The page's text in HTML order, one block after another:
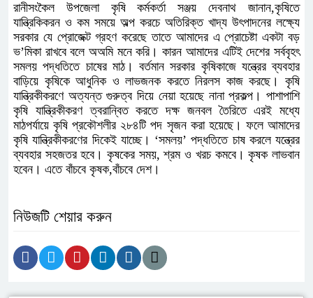
রানীসংকৈল উপজেলা কৃষি কর্মকর্তা সঞ্জয় দেবনাথ জানান,কৃষিতে
যান্ত্রিকিকরন ও কম সময়ে অল্প করচে অতিরিক্ত খাদ্য উৎপাদনের লক্ষ্যে
সরকার যে প্রোজেক্ট গ্রহণ করেছে তাতে আমাদের এ প্রোচেষ্টা একটা বড়
ভ’মিকা রাখবে বলে অঅমি মনে করি। কারন আমাদের এটিই দেশের সর্ববৃহৎ
সমলয় পদ্ধতিতে চাষের মাঠ। বর্তমান সরকার কৃষিকাজে যন্ত্রের ব্যবহার
বাড়িয়ে কৃষিকে আধুনিক ও লাভজনক করতে নিরলস কাজ করছে। কৃষি
যান্ত্রিকীকরণে অত্যন্ত গুরুত্ব দিয়ে নেয়া হয়েছে নানা প্রকল্প। পাশাপাশি
কৃষি যান্ত্রিকীকরণ ত্বরান্বিত করতে দক্ষ জনবল তৈরিতে এরই মধ্যে
মাঠপর্যায়ে কৃষি প্রকৌশলীর ২৮৪টি পদ সৃজন করা হয়েছে। ফলে আমাদের
কৃষি যান্ত্রিকীকরণের দিকেই যাচ্ছে। ‘সমলয়’ পদ্ধতিতে চাষ করলে যন্ত্রের
ব্যবহার সহজতর হবে। কৃষকের সময়, শ্রম ও খরচ কমবে। কৃষক লাভবান
হবেন। এতে বাঁচবে কৃষক,বাঁচবে দেশ।
নিউজটি শেয়ার করুন